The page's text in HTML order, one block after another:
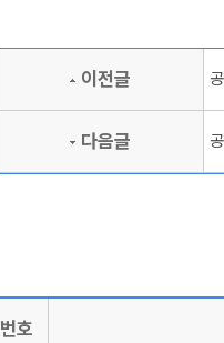
이전글
다음글
번호